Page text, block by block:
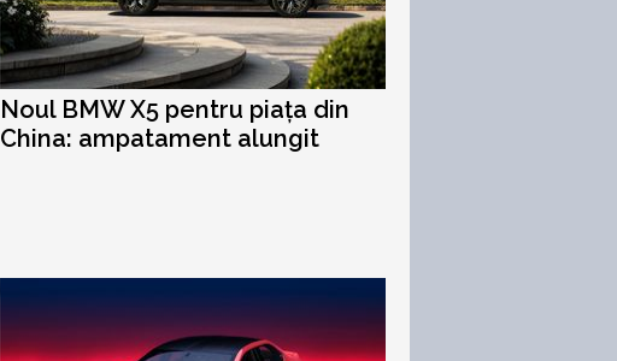
Noul BMW X5 pentru piața din
China: ampatament alungit